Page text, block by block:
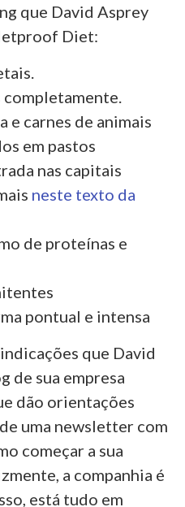
que David Asprey
Diet:
completamente.
e carnes de animais
em pastos
nas capitais
neste texto da
de proteínas e
pontual e intensa
indicações que David
de sua empresa
dão orientações
uma newsletter com
começar a sua
a companhia é
está tudo em